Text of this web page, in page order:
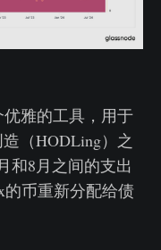
雅的工具，用于
（HODLing）之
和8月之间的支出
币重新分配给债